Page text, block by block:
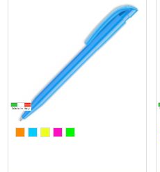
vostro logo. Le penne
pubblicitarie
personalizzate sono
una soluzione
economica per i vostri
omaggi aziendali e per
comunicazione, un
gradito omaggio